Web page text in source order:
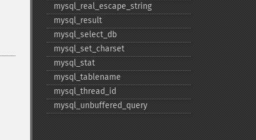
mysql_​real_​escape_​string
mysql_​result
mysql_​select_​db
mysql_​set_​charset
mysql_​stat
mysql_​tablename
mysql_​thread_​id
mysql_​unbuffered_​query